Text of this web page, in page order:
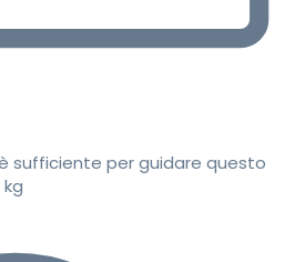
sufficiente per guidare questo